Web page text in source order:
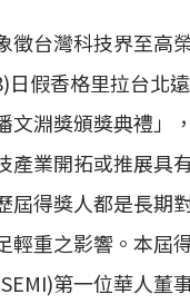
徵台灣科技界至高
日假香格里拉台北
文淵獎頒獎典禮」
產業開拓或推展具
屆得獎人都是長期
輕重之影響。本屆
第一位華人董